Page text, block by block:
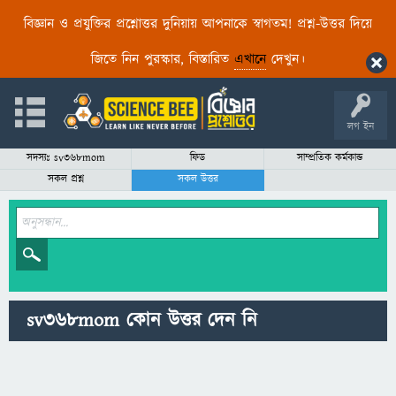
বিজ্ঞান ও প্রযুক্তির প্রশ্নোত্তর দুনিয়ায় আপনাকে স্বাগতম! প্রশ্ন-উত্তর দিয়ে
জিতে নিন পুরস্কার, বিস্তারিত এখানেদেখুন।
লগ ইন
সদস্যঃ sv368mom ফিড
সাম্প্রতিক কর্মকান্ড
সকল প্রশ্ন
সকল উত্তর
sv368mom কোন উত্তর দেন নি